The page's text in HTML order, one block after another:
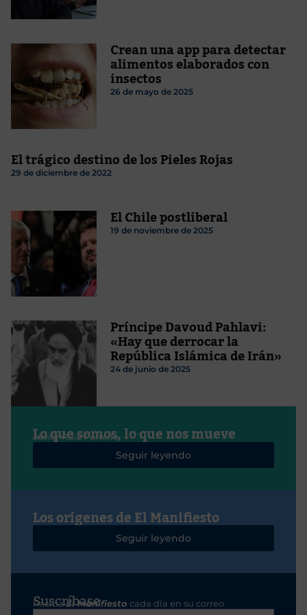
Crean una app para detectar
alimentos elaborados con
insectos
26 de mayo de 2025
El trágico destino de los Pieles Rojas
29 de diciembre de 2022
El Chile postliberal
19 de noviembre de 2025
Príncipe Davoud Pahlavi:
«Hay que derrocar la
República Islámica de Irán»
24 de junio de 2025
Lo que somos, lo que nos mueve
Javier Ruiz Portella
Seguir leyendo
Los orígenes de El Manifiesto
Seguir leyendo
Suscríbase
RecibaEl Manifiesto cada día en su correo